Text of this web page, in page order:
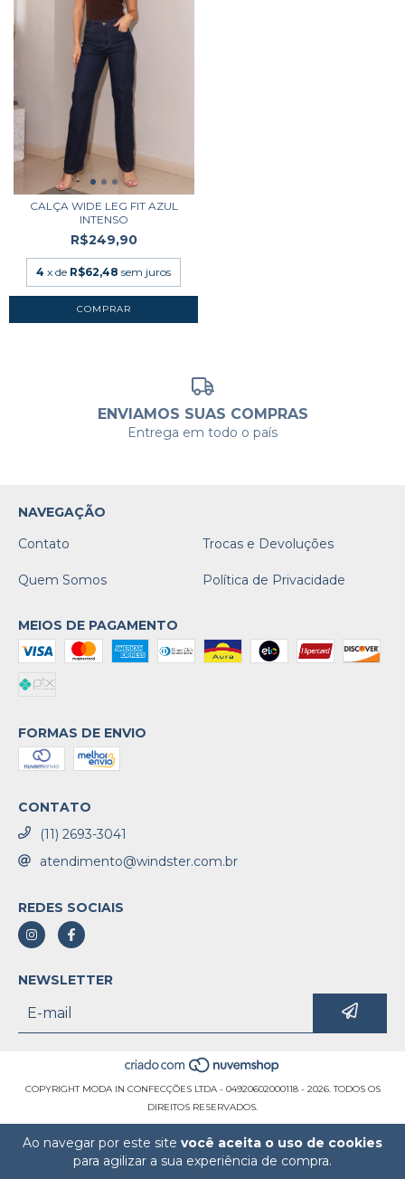
Ao navegar por este site você aceita o uso de cookies
para agilizar a sua experiência de compra.
CALÇA WIDE LEG FIT AZUL
INTENSO
R$249,90
4 x de R$62,48 sem juros
COMPRAR
ENVIAMOS SUAS COMPRAS
Entrega em todo o país
NAVEGAÇÃO
Contato
Trocas e Devoluções
Quem Somos Política de Privacidade
MEIOS DE PAGAMENTO
FORMAS DE ENVIO
CONTATO
(11) 2693-3041
atendimento@windster.com.br
REDES SOCIAIS
NEWSLETTER
COPYRIGHT MODA IN CONFECÇÕES LTDA - 04920602000118 - 2026. TODOS OS
DIREITOS RESERVADOS.